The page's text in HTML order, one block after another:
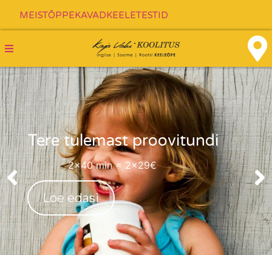
MEISTÕPPEKAVADKEELETESTID
Tere tulemast proovitundi
2x40 min = 2x29€
Loe edasi